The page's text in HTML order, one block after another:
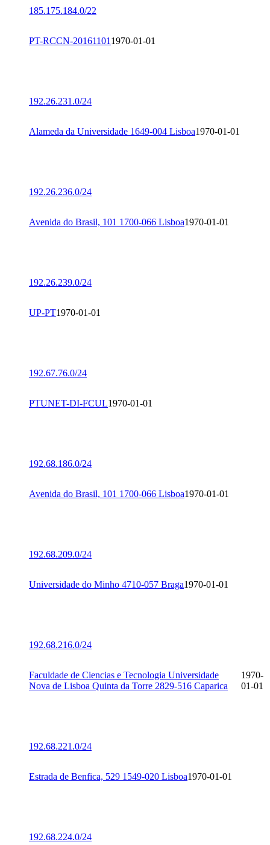
185.175.184.0/22
PT-RCCN-201611011970-01-01
192.26.231.0/24
Alameda da Universidade 1649-004 Lisboa1970-01-01
192.26.236.0/24
Avenida do Brasil, 101 1700-066 Lisboa1970-01-01
192.26.239.0/24
UP-PT1970-01-01
192.67.76.0/24
PTUNET-DI-FCUL1970-01-01
192.68.186.0/24
Avenida do Brasil, 101 1700-066 Lisboa1970-01-01
192.68.209.0/24
Universidade do Minho 4710-057 Braga1970-01-01
192.68.216.0/24
Faculdade de Ciencias e Tecnologia Universidade
Nova de Lisboa Quinta da Torre 2829-516 Caparica
1970-
01-01
192.68.221.0/24
Estrada de Benfica, 529 1549-020 Lisboa1970-01-01
192.68.224.0/24